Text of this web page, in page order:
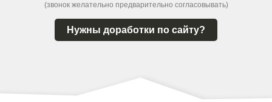
(звонок желательно предварительно согласовывать)
Нужны доработки по сайту?